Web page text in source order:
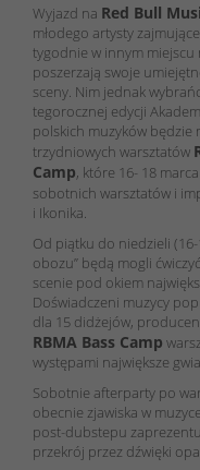
Wyjazd na Red Bull
młodego artysty
tygodnie w innym miejscu
poszerzają swoje
sceny. Nim jednak
tegorocznej edycji
polskich muzyków będzie
trzydniowych warsztatów
Camp, które 16- 18
sobotnich warsztatów i
i Ikonika.
Od piątku do niedzieli
obozu” będą mogli
scenie pod okiem
Doświadczeni muzycy
dla 15 didżejów,
RBMA Bass Camp
występami największe
Sobotnie afterparty po
obecnie zjawiska w
post-dubstepu
przekrój przez dźwięki